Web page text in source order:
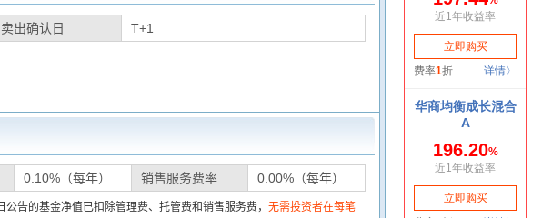
卖出确认日 T+1
0.10%（每年） 销售服务费率 0.00%（每年）
告的基金净值已扣除管理费、托管费和销售服务费， 无需投资者在每笔